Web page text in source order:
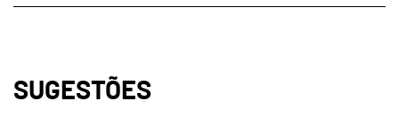
SUGESTÕES